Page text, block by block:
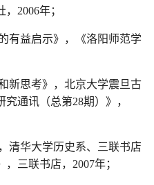
2006年；
有益启示》，《洛阳师范学
新思考》，北京大学震旦古
通讯（总第28期）》，
清华大学历史系、三联书店
三联书店，2007年；